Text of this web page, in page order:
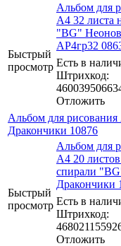
Быстрый
просмотр
Альбом для
А4 32 листа
"BG"
АР4гр32
Есть в
Штрихкод:
Отложить
Альбом для
Дракончики 10876
Быстрый
просмотр
Альбом для
А4 20
спирали
Дракончики
Есть в
Штрихкод:
Отложить